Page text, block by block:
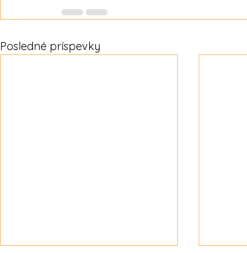
Posledné príspevky